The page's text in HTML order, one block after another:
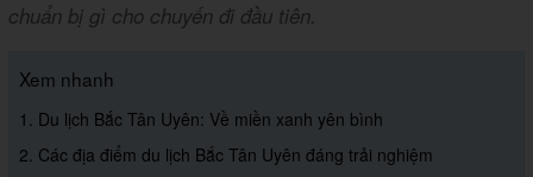
chuẩn bị gì cho chuyến đi đầu tiên.
Xem nhanh
1. Du lịch Bắc Tân Uyên: Về miền xanh yên bình
2. Các địa điểm du lịch Bắc Tân Uyên đáng trải nghiệm